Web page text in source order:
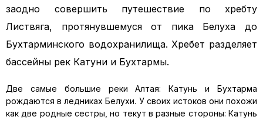
заодно совершить путешествие по хребту
Листвяга, протянувшемуся от пика Белуха до
Бухтарминского водохранилища. Хребет разделяет
бассейны рек Катуни и Бухтармы.
Две самые большие реки Алтая: Катунь и Бухтарма
рождаются в ледниках Белухи. У своих истоков они похожи
как две родные сестры, но текут в разные стороны: Катунь